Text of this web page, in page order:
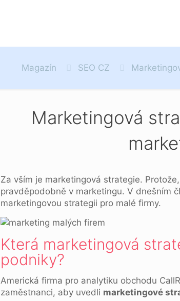
Magazín SEO CZ
Marketingová
Za vším je marketingová strategie.
pravděpodobně v marketingu. V dnešním
marketingovou strategii pro malé firmy.
Která marketingová
podniky?
Americká firma pro analytiku obchodu
zaměstnanci, aby uvedli marketingové